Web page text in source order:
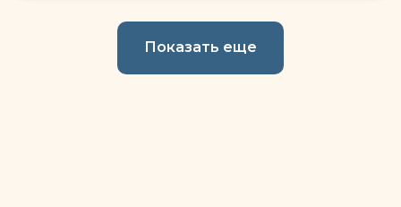
Показать еще